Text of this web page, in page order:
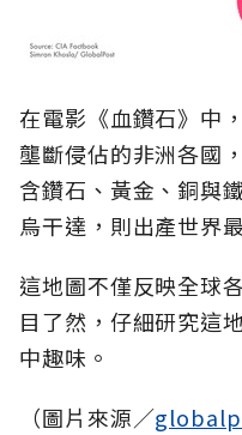
在電影《血鑽石》中
壟斷侵佔的非洲各國
含鑽石、黃金、銅與
烏干達，則出產世界
這地圖不僅反映全球
目了然，仔細研究這
中趣味。
（圖片來源／